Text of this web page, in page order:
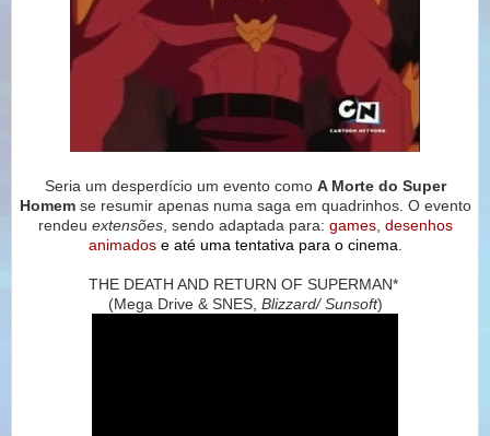
Seria um desperdício um evento como A Morte do Super
Homemse resumir apenas numa saga em quadrinhos. O evento
rendeu extensões, sendo adaptada para: games, desenhos
animadose até uma tentativa para o cinema
THE DEATH AND RETURN OF SUPERMAN*
(Mega Drive & SNES, Blizzard/ Sunsoft)